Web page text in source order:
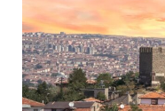
কে
আ
ধু
নি
ক